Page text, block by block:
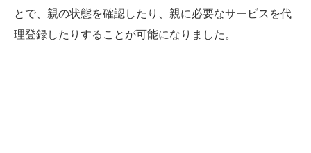
とで、親の状態を確認したり、親に必要なサービスを代
理登録したりすることが可能になりました。